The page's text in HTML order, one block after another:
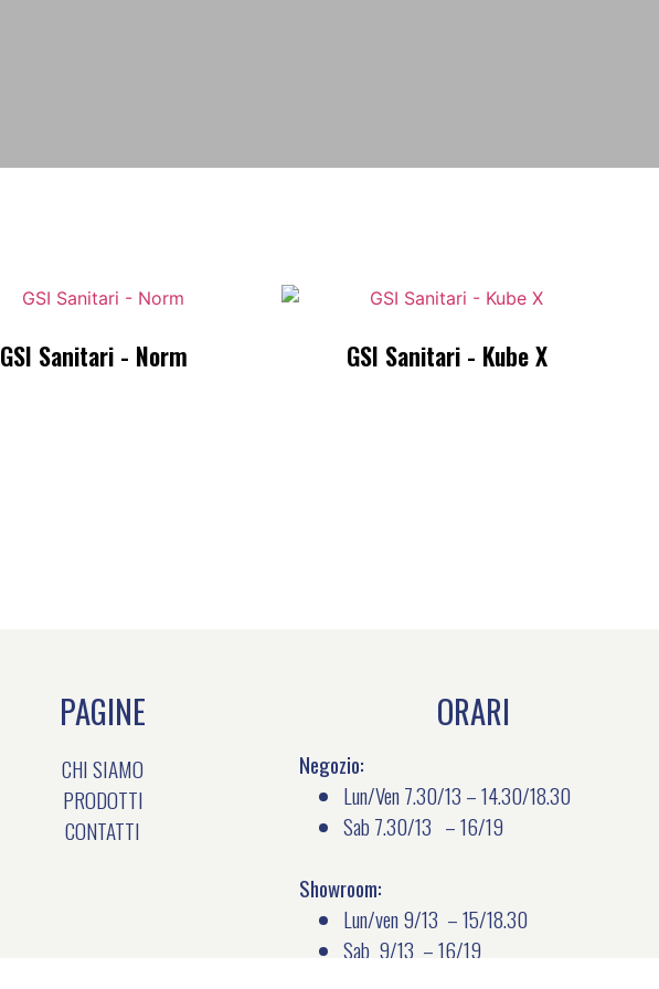
GSI Sanitari - Norm GSI Sanitari - Kube X
PAGINE
CHI SIAMO
PRODOTTI
CONTATTI
ORARI
Negozio:
Lun/Ven 7.30/13 – 14.30/18.30
Sab 7.30/13 – 16/19
Showroom:
Lun/ven 9/13 – 15/18.30
Sab 9/13 – 16/19